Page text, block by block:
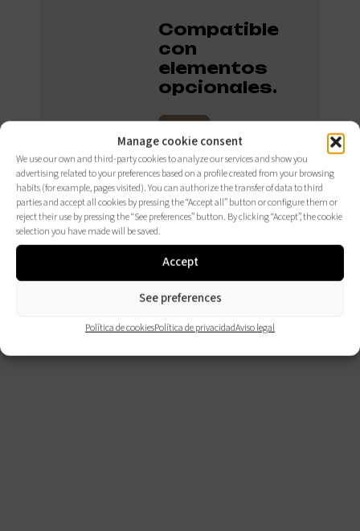
Manage cookie consent
We use our own and third-party cookies to analyze our services and show you
advertising related to your preferences based on a profile created from your browsing
habits (for example, pages visited). You can authorize the transfer of data to third
parties and accept all cookies by pressing the “Accept all” button or configure them or
reject their use by pressing the “See preferences” button. By clicking “Accept”, the cookie
selection you have made will be saved.
Accept
See preferences
Política de cookiesPolítica de privacidadAviso legal
Compatible
con
elementos
opcionales.
CONSÚLTALOS
AQUÍ